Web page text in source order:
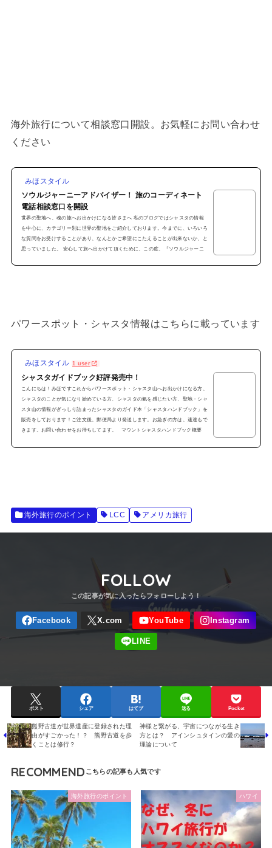
海外旅行について相談窓口開設。お気軽にお問い合わせ
ください
みほスタイル
ソウルジャーニーアドバイザー！ 旅のコーディネート
電話相談窓口を開設
世界の聖地へ、魂の旅へお出かけになる皆さまへ 私のブログではシャスタの情報
を中心に、カテゴリー別に世界の聖地をご紹介しております。今までに、いろいろ
な質問をお受けすることがあり、なんとかご希望にこたえることが出来ないか、と
思っていました。 安心して旅へ出かけて頂くために、この度、『ソウルジャーニ
パワースポット・シャスタ情報はこちらに載っています
みほスタイル 1 user
シャスタガイドブック好評発売中！
こんにちは！みほですこれからパワースポット・シャスタ山へお出かけになる方、
シャスタのことが気になり始めている方、シャスタの氣を感じたい方、聖地・シャ
スタ山の情報がぎっしり詰まったシャスタのガイド本「シャスタハンドブック」を
販売をしております！ご注文後、郵便局より発送します。お急ぎの方は、速達もで
きます。お問い合わせをお待ちしてます。 マウントシャスタハンドブック概要
海外旅行のポイント LCC アメリカ旅行
FOLLOW
ポスト シェア はてブ 送る Pocket
熊野古道が世界遺産に登録された理
由がすごかった！？ 熊野古道を歩
くことは修行？
神様と繋がる、宇宙につながる生き
方とは？ アインシュタインの愛の
理論について
RECOMMEND
海外旅行のポイント ハワイ